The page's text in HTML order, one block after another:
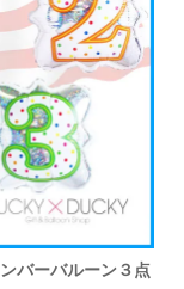
バーバルーン３点